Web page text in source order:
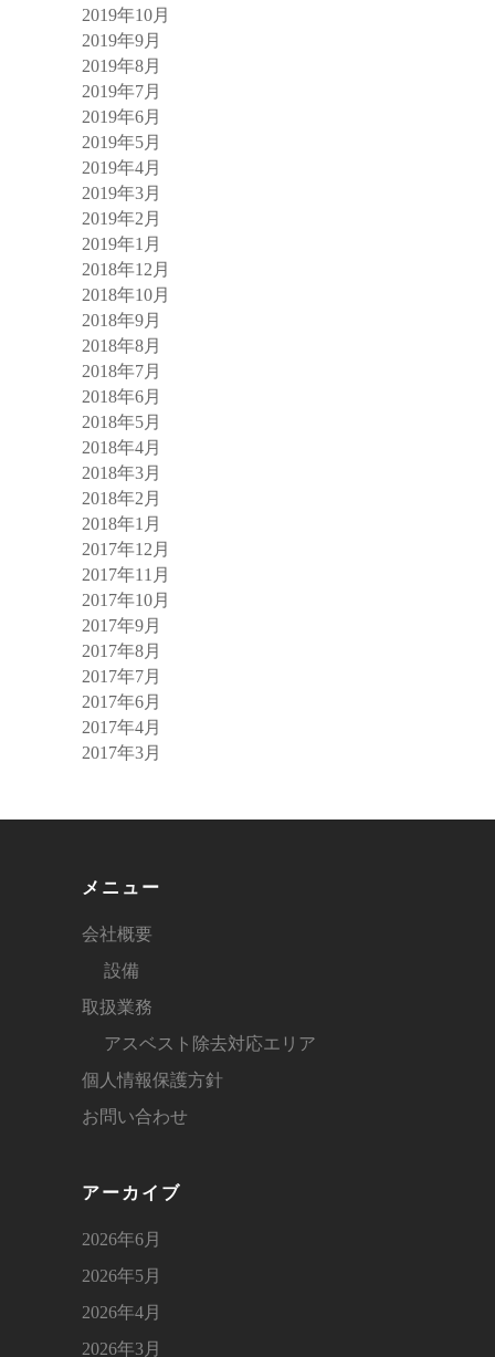
2019年10月
2019年9月
2019年8月
2019年7月
2019年6月
2019年5月
2019年4月
2019年3月
2019年2月
2019年1月
2018年12月
2018年10月
2018年9月
2018年8月
2018年7月
2018年6月
2018年5月
2018年4月
2018年3月
2018年2月
2018年1月
2017年12月
2017年11月
2017年10月
2017年9月
2017年8月
2017年7月
2017年6月
2017年4月
2017年3月
メニュー
会社概要
設備
取扱業務
アスベスト除去対応エリア
個人情報保護方針
お問い合わせ
アーカイブ
2026年6月
2026年5月
2026年4月
2026年3月